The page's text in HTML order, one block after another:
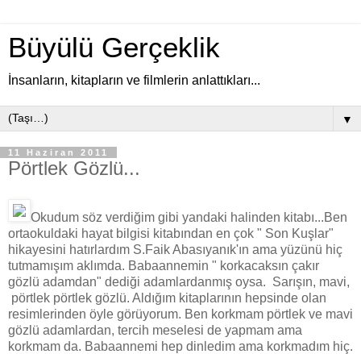
Büyülü Gerçeklik
İnsanların, kitapların ve filmlerin anlattıkları...
▼
11 Haziran 2011
Pörtlek Gözlü...
Okudum söz verdiğim gibi yandaki halinden kitabı...Ben
ortaokuldaki hayat bilgisi kitabından en çok " Son Kuşlar"
hikayesini hatırlardım S.Faik Abasıyanık'ın ama yüzünü hiç
tutmamışım aklımda. Babaannemin " korkacaksın çakır
gözlü adamdan" dediği adamlardanmış oysa. Sarışın, mavi,
pörtlek pörtlek gözlü. Aldığım kitaplarının hepsinde olan
resimlerinden öyle görüyorum. Ben korkmam pörtlek ve mavi
gözlü adamlardan, tercih meselesi de yapmam ama
korkmam da. Babaannemi hep dinledim ama korkmadım hiç.